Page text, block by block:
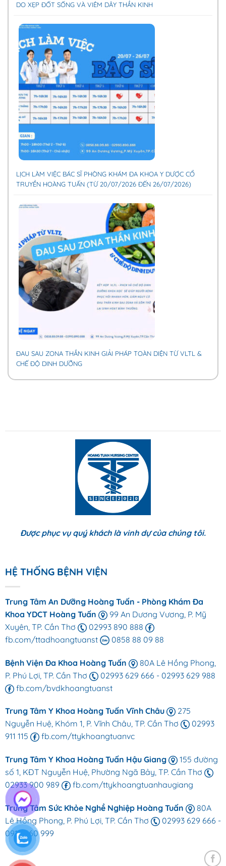
DO XẸP ĐỐT SỐNG VÀ VIÊM DÂY THẦN KINH
LỊCH LÀM VIỆC BÁC SĨ PHÒNG KHÁM ĐA KHOA Y DƯỢC CỔ
TRUYỀN HOÀNG TUẤN (TỪ 20/07/2026 ĐẾN 26/07/2026)
ĐAU SAU ZONA THẦN KINH GIẢI PHÁP TOÀN DIỆN TỪ VLTL &
CHẾ ĐỘ DINH DƯỠNG
Được phục vụ quý khách là vinh dự của chúng tôi.
HỆ THỐNG BỆNH VIỆN
Trung Tâm An Dưỡng Hoàng Tuấn - Phòng Khám Đa
Khoa YDCT Hoàng Tuấn
99 An Dương Vương, P. Mỹ
Xuyên, TP. Cần Thơ
02993 890 888
fb.com/ttadhoangtuanst
0858 88 09 88
Bệnh Viện Đa Khoa Hoàng Tuấn
80A Lê Hồng Phong,
P. Phú Lợi, TP. Cần Thơ
02993 629 666 - 02993 629 988
fb.com/bvdkhoangtuanst
Trung Tâm Y Khoa Hoàng Tuấn Vĩnh Châu
275
Nguyễn Huệ, Khóm 1, P. Vĩnh Châu, TP. Cần Thơ
02993
911 115
fb.com/ttykhoangtuanvc
Trung Tâm Y Khoa Hoàng Tuấn Hậu Giang
155 đường
số 1, KĐT Nguyễn Huệ, Phường Ngã Bảy, TP. Cần Thơ
02933 900 989
fb.com/ttykhoangtuanhaugiang
Trung Tâm Sức Khỏe Nghề Nghiệp Hoàng Tuấn
80A
Lê Hồng Phong, P. Phú Lợi, TP. Cần Thơ
02993 629 666 -
0918 660 999